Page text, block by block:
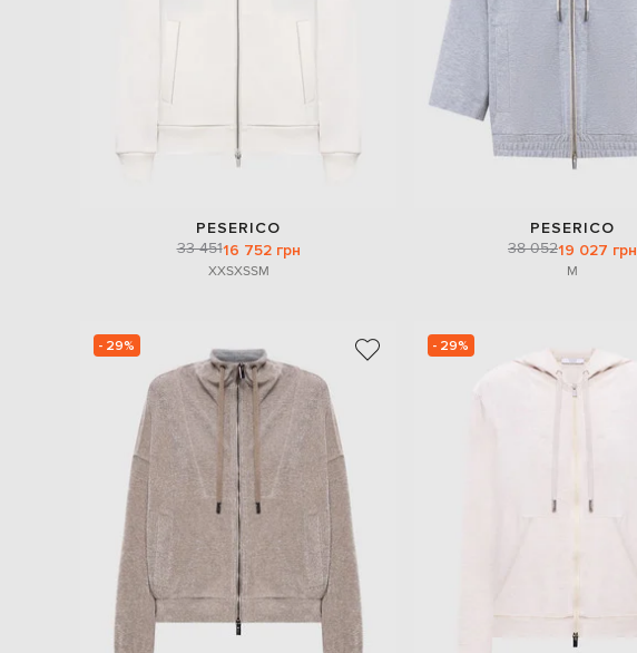
PESERICO
33 45116 752 грн
XXSXSSM
PESERICO
38 05219 027 грн
M
- 29% - 29%